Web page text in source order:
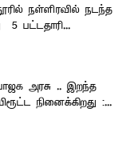
நள்ளிரவில் நடந்த
5 பட்டதாரி...
அரசு .. இறந்த
நினைக்கிறது :...